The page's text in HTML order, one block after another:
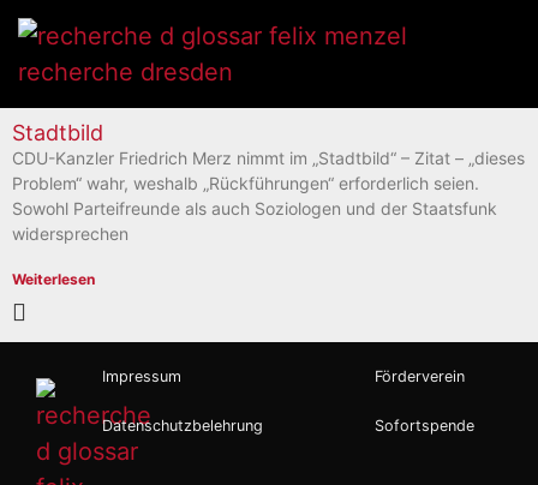
Stadtbild
CDU-Kanzler Friedrich Merz nimmt im „Stadtbild“ – Zitat – „dieses
Problem“ wahr, weshalb „Rückführungen“ erforderlich seien.
Sowohl Parteifreunde als auch Soziologen und der Staatsfunk
widersprechen
Weiterlesen
Impressum
Datenschutzbelehrung
Förderverein
Sofortspende